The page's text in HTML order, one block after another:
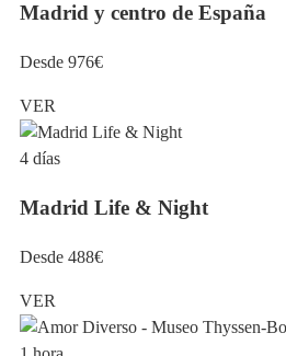
Madrid y centro de España
Desde 976€
VER
4 días
Madrid Life & Night
Desde 488€
VER